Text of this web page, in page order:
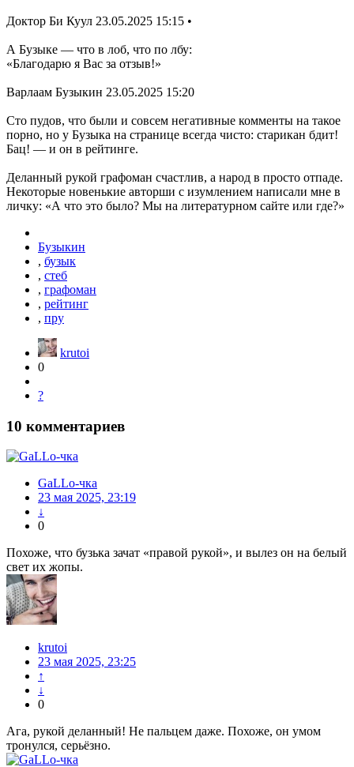
Доктор Би Куул 23.05.2025 15:15 •
А Бузыке — что в лоб, что по лбу:
«Благодарю я Вас за отзыв!»
Варлаам Бузыкин 23.05.2025 15:20
Сто пудов, что были и совсем негативные комменты на такое
порно, но у Бузыка на странице всегда чисто: старикан бдит!
Бац! — и он в рейтинге.
Деланный рукой графоман счастлив, а народ в просто отпаде.
Некоторые новенькие авторши с изумлением написали мне в
личку: «А что это было? Мы на литературном сайте или где?»
Бузыкин
, бузык
, стеб
, графоман
, рейтинг
, пру
krutoi
0
?
10 комментариев
GaLLo-чка
23 мая 2025, 23:19
↓
0
Похоже, что бузька зачат «правой рукой», и вылез он на белый
свет их жопы.
krutoi
23 мая 2025, 23:25
↑
↓
0
Ага, рукой деланный! Не пальцем даже. Похоже, он умом
тронулся, серьёзно.